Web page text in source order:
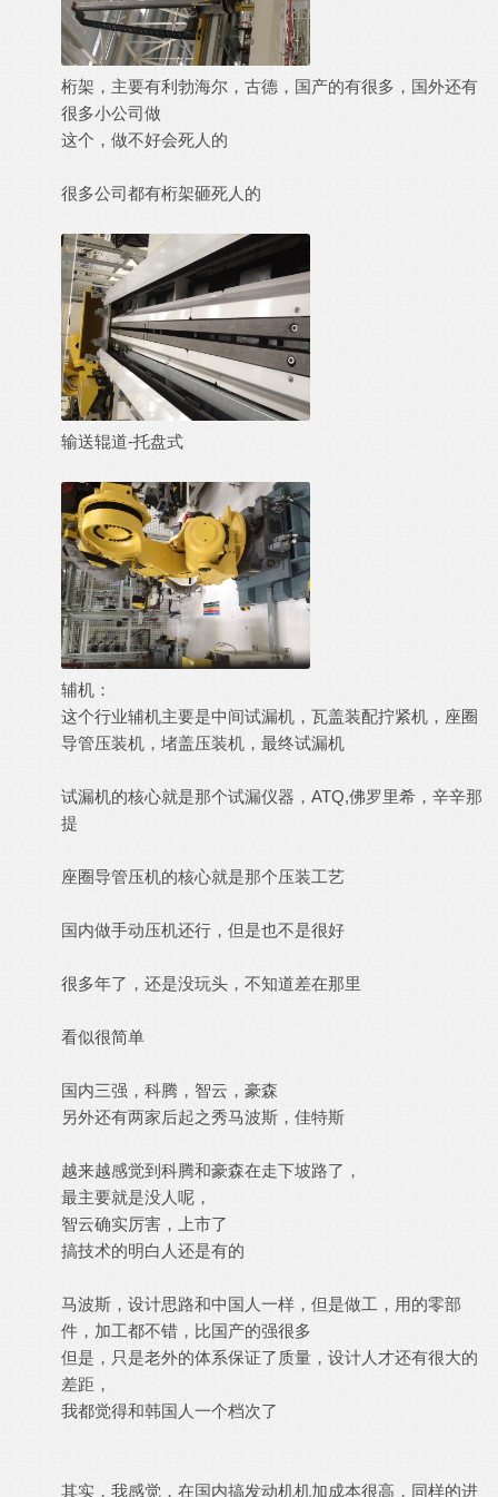
桁架，主要有利勃海尔，古德，国产的有很多，国外还有
很多小公司做
这个，做不好会死人的
很多公司都有桁架砸死人的
输送辊道-托盘式
辅机：
这个行业辅机主要是中间试漏机，瓦盖装配拧紧机，座圈
导管压装机，堵盖压装机，最终试漏机
试漏机的核心就是那个试漏仪器，ATQ,佛罗里希，辛辛那
提
座圈导管压机的核心就是那个压装工艺
国内做手动压机还行，但是也不是很好
很多年了，还是没玩头，不知道差在那里
看似很简单
国内三强，科腾，智云，豪森
另外还有两家后起之秀马波斯，佳特斯
越来越感觉到科腾和豪森在走下坡路了，
最主要就是没人呢，
智云确实厉害，上市了
搞技术的明白人还是有的
马波斯，设计思路和中国人一样，但是做工，用的零部
件，加工都不错，比国产的强很多
但是，只是老外的体系保证了质量，设计人才还有很大的
差距，
我都觉得和韩国人一个档次了
其实，我感觉，在国内搞发动机机加成本很高，同样的进